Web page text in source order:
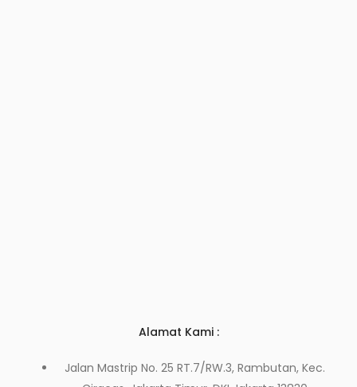
Alamat Kami :
Jalan Mastrip No. 25 RT.7/RW.3, Rambutan, Kec.